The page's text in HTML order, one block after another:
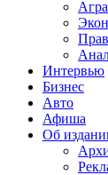
Интервью
Бизнес
Авто
Афиша
Об